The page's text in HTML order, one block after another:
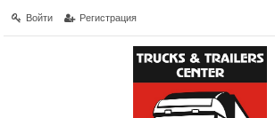
Войти Регистрация